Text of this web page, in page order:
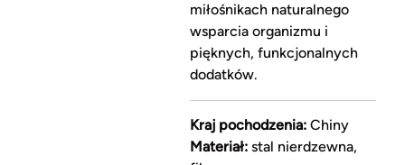
miłośnikach naturalnego
wsparcia organizmu i
pięknych, funkcjonalnych
dodatków.
Kraj pochodzenia:Chiny
Materiał:stal nierdzewna,